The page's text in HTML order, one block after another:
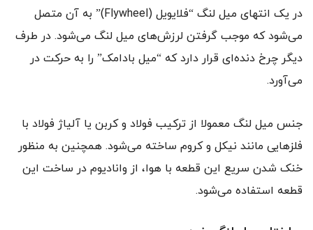
در یک انتهای میل لنگ “فلایویل (Flywheel)” به آن متصل
می‌شود که موجب گرفتن لرزش‌های میل لنگ می‌شود. در طرف
دیگر چرخ دنده‌ای قرار دارد که “میل بادامک” را به حرکت در
می‌آورد.
جنس میل لنگ معمولا از ترکیب فولاد و کربن یا آلیاژ فولاد با
فلزهایی مانند نیکل و کروم ساخته می‌شود. همچنین به منظور
خنک شدن سریع این قطعه با هوا، از وانادیوم در ساخت این
قطعه استفاده می‌شود.